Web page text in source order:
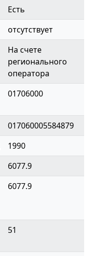
Есть
отсутствует
На счете
регионального
оператора
01706000
017060005584879
1990
6077.9
6077.9
51